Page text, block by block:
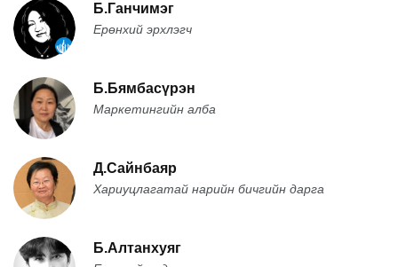
Б.Ганчимэг
Ерөнхий эрхлэгч
Б.Бямбасүрэн
Маркетингийн алба
Д.Сайнбаяр
Хариуцлагатай нарийн бичгийн дарга
Б.Алтанхуяг